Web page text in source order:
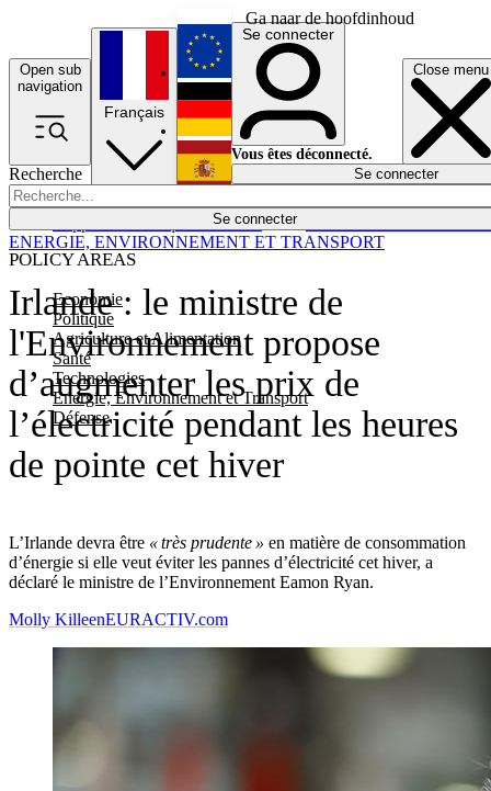
Ga naar de hoofdinhoud
Open sub
navigation
Close menu
Recherche
Se connecter
POLICY AREAS
Economie
Politique
Agriculture et Alimentation
Santé
Technologies
Energie, Environnement et Transport
Défense
Économie
Français
English
Deutsch
Español
Se connecter
Vous êtes déconnecté.
Se connecter
Irlande : le ministre de
l'Environnement propose
d’augmenter les prix de
l’électricité pendant les heures
de pointe cet hiver
L’Irlande devra être « très prudente » en matière de consommation
d’énergie si elle veut éviter les pannes d’électricité cet hiver, a
déclaré le ministre de l’Environnement Eamon Ryan.
ENERGIE, ENVIRONNEMENT ET TRANSPORT
Molly KilleenEURACTIV.com